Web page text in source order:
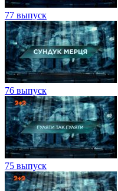
77 выпуск
76 выпуск
75 выпуск